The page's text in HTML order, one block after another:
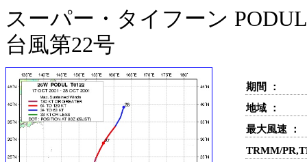
スーパー・タイフーン
台風第22号
期間 ：
地域 ：
最大風速 ：
TRMM/